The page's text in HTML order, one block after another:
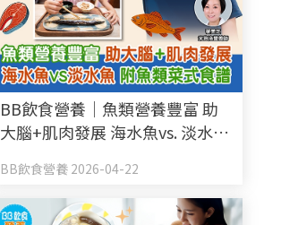
BB飲食營養｜魚類營養豐富 助
大腦+肌肉發展 海水魚vs. 淡水魚
BB飲食營養 2026-04-22